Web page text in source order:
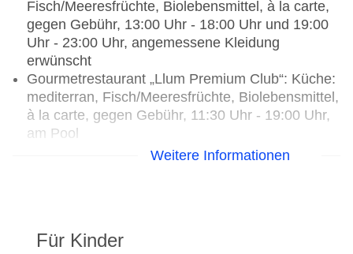
Fisch/Meeresfrüchte, Biolebensmittel, à la carte,
gegen Gebühr, 13:00 Uhr - 18:00 Uhr und 19:00
Uhr - 23:00 Uhr, angemessene Kleidung
erwünscht
Gourmetrestaurant „Llum Premium Club“: Küche:
mediterran, Fisch/Meeresfrüchte, Biolebensmittel,
à la carte, gegen Gebühr, 11:30 Uhr - 19:00 Uhr,
am Pool
Gourmetrestaurant „EPIC Infinity Lounge“: Küche:
Poolbar Outdoor „Llum Premium Bar“: 11:30 Uhr -
Weitere Informationen
Für Kinder